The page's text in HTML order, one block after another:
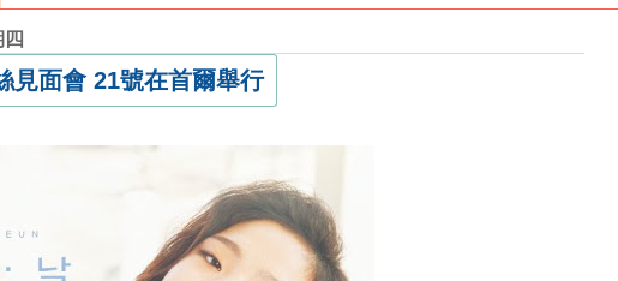
見面會 21號在首爾舉行